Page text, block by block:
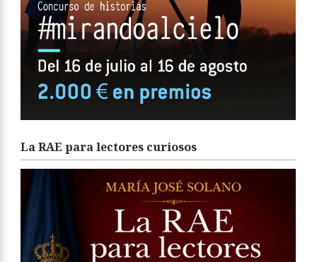
La RAE para lectores curiosos